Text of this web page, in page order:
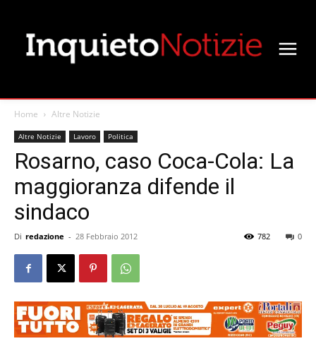
Home Altre Notizie
Altre Notizie Lavoro Politica
Rosarno, caso Coca-Cola: La
maggioranza difende il
sindaco
Di redazione - 28 Febbraio 2012 0
782